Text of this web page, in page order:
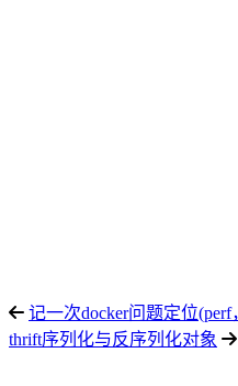
记一次docker问题定位(perf
thrift序列化与反序列化对象